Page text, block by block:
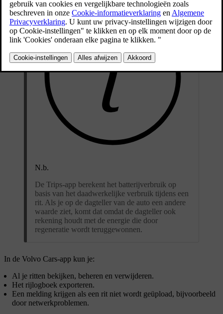
N.b.
De Trips-app berekent het batterijverbruik op
basis van het daadwerkelijke verbruik tijdens een
rit. Als je op de dagteller van de auto een andere
waarde ziet, komt dat omdat de dagteller ook
rekening houdt met de energie die door
regeneratie wordt teruggewonnen.
In de Volvo Cars-app kun je:
Al je ritten bekijken, beheren en verwijderen.
Het rijlogboek exporteren.
Een melding krijgen als een rit niet wordt geüpload, bijvoorbeeld
door netwerkproblemen.